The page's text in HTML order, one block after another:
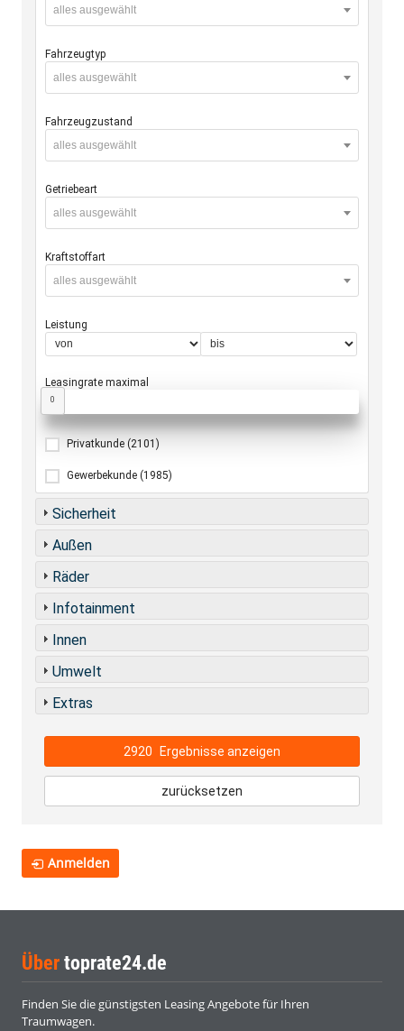
alles ausgewählt
Fahrzeugtyp
alles ausgewählt
Fahrzeugzustand
alles ausgewählt
Getriebeart
alles ausgewählt
Kraftstoffart
alles ausgewählt
Leistung
Leasingrate maximal
0
Privatkunde (2101)
Gewerbekunde (1985)
Sicherheit
Außen
Räder
Infotainment
Innen
Umwelt
Extras
2920 Ergebnisse anzeigen
zurücksetzen
Anmelden
Über toprate24.de
Finden Sie die günstigsten Leasing Angebote für Ihren
Traumwagen.